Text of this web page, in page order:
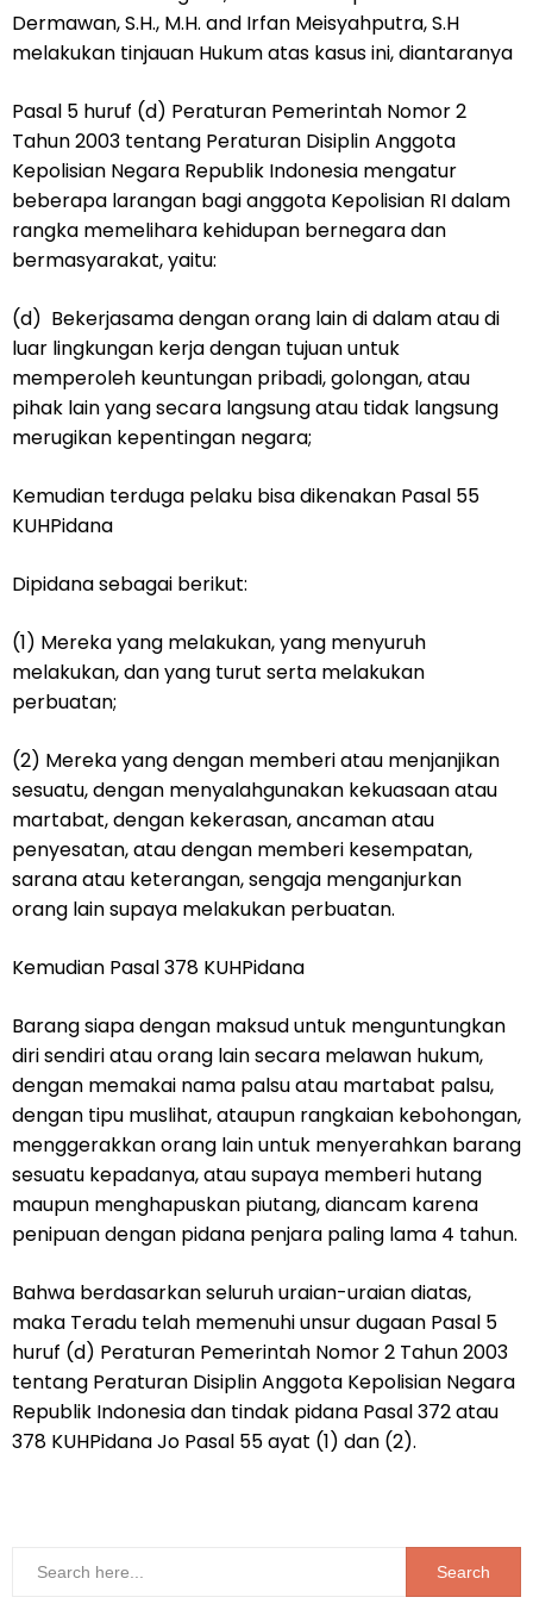
Dermawan, S.H., M.H. and Irfan Meisyahputra, S.H
melakukan tinjauan Hukum atas kasus ini, diantaranya
Pasal 5 huruf (d) Peraturan Pemerintah Nomor 2
Tahun 2003 tentang Peraturan Disiplin Anggota
Kepolisian Negara Republik Indonesia mengatur
beberapa larangan bagi anggota Kepolisian RI dalam
rangka memelihara kehidupan bernegara dan
bermasyarakat, yaitu:
(d) Bekerjasama dengan orang lain di dalam atau di
luar lingkungan kerja dengan tujuan untuk
memperoleh keuntungan pribadi, golongan, atau
pihak lain yang secara langsung atau tidak langsung
merugikan kepentingan negara;
Kemudian terduga pelaku bisa dikenakan Pasal 55
KUHPidana
Dipidana sebagai berikut:
(1) Mereka yang melakukan, yang menyuruh
melakukan, dan yang turut serta melakukan
perbuatan;
(2) Mereka yang dengan memberi atau menjanjikan
sesuatu, dengan menyalahgunakan kekuasaan atau
martabat, dengan kekerasan, ancaman atau
penyesatan, atau dengan memberi kesempatan,
sarana atau keterangan, sengaja menganjurkan
orang lain supaya melakukan perbuatan.
Kemudian Pasal 378 KUHPidana
Barang siapa dengan maksud untuk menguntungkan
diri sendiri atau orang lain secara melawan hukum,
dengan memakai nama palsu atau martabat palsu,
dengan tipu muslihat, ataupun rangkaian kebohongan,
menggerakkan orang lain untuk menyerahkan barang
sesuatu kepadanya, atau supaya memberi hutang
maupun menghapuskan piutang, diancam karena
penipuan dengan pidana penjara paling lama 4 tahun.
Bahwa berdasarkan seluruh uraian-uraian diatas,
maka Teradu telah memenuhi unsur dugaan Pasal 5
huruf (d) Peraturan Pemerintah Nomor 2 Tahun 2003
tentang Peraturan Disiplin Anggota Kepolisian Negara
Republik Indonesia dan tindak pidana Pasal 372 atau
378 KUHPidana Jo Pasal 55 ayat (1) dan (2).